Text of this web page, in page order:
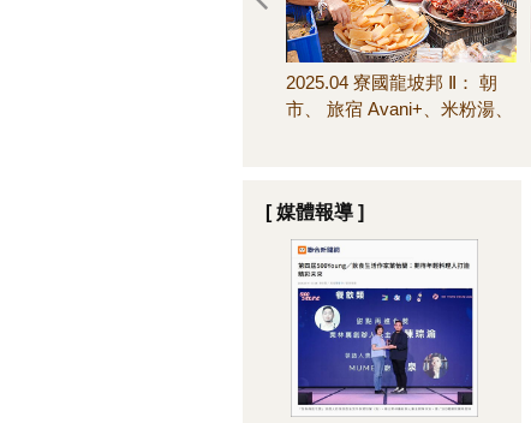
2025.04 寮國龍坡邦 Ⅱ： 朝
市、 旅宿 Avani+、米粉湯、
[ 媒體報導 ]